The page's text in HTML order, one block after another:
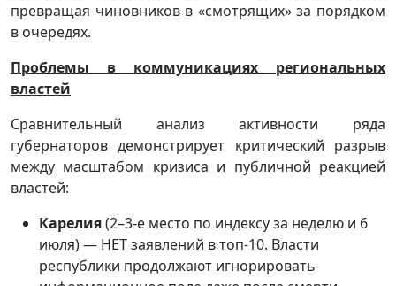
превращая чиновников в «смотрящих» за порядком
в очередях.
Проблемы в коммуникациях региональных
властей
Сравнительный анализ активности ряда
губернаторов демонстрирует критический разрыв
между масштабом кризиса и публичной реакцией
властей:
Карелия(2–3-е место по индексу за неделю и 6
июля) — НЕТ заявлений в топ-10. Власти
республики продолжают игнорировать